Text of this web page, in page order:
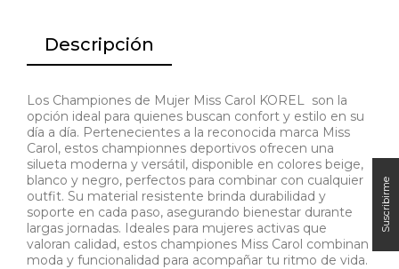
Descripción
Los Championes de Mujer Miss Carol KOREL son la
opción ideal para quienes buscan confort y estilo en su
día a día. Pertenecientes a la reconocida marca Miss
Carol, estos championnes deportivos ofrecen una
silueta moderna y versátil, disponible en colores beige,
blanco y negro, perfectos para combinar con cualquier
outfit. Su material resistente brinda durabilidad y
soporte en cada paso, asegurando bienestar durante
largas jornadas. Ideales para mujeres activas que
valoran calidad, estos championes Miss Carol combinan
moda y funcionalidad para acompañar tu ritmo de vida.